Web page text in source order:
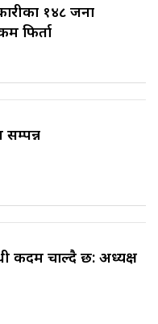
१४८ जना
फिर्ता
सम्पन्न
कदम चाल्दै छ: अध्यक्ष